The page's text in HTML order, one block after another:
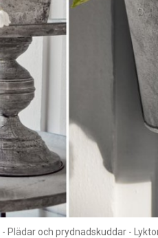
Plädar och prydnadskuddar -